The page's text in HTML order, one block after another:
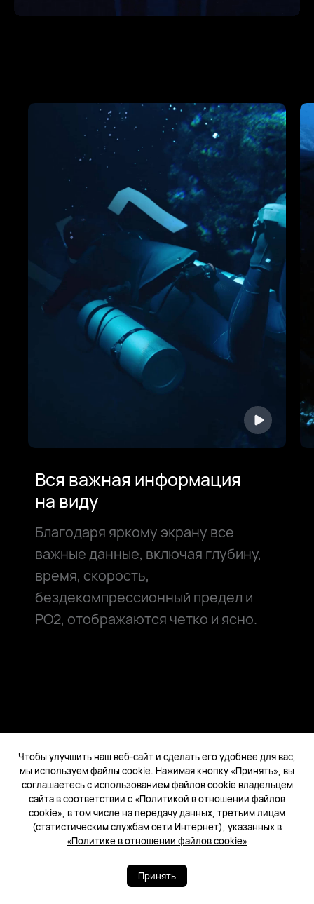
Чтобы улучшить наш веб-сайт и сделать его удобнее для вас,
мы используем файлы cookie. Нажимая кнопку «Принять», вы
соглашаетесь с использованием файлов cookie владельцем
сайта в соответствии с «Политикой в отношении файлов
cookie», в том числе на передачу данных, третьим лицам
(статистическим службам сети Интернет), указанных в
«Политике в отношении файлов cookie»
Принять
Вся важная информация
на⁠ виду
Благодаря яркому экрану все
важные данные, включая глубину,
время, скорость,
бездекомпрессионный предел и
PO2, отображаются четко и ясно.